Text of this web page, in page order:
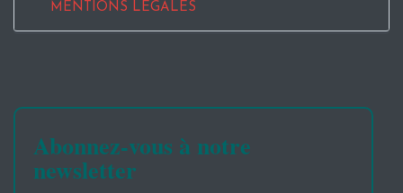
MENTIONS LEGALES
Abonnez-vous à notre
newsletter